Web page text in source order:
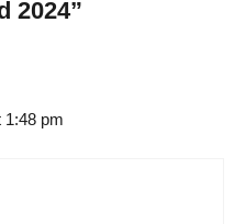
2024”
1:48 pm